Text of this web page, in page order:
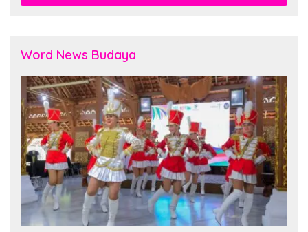
Word News Budaya